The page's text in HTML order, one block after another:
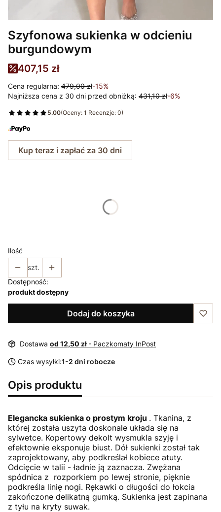
Szyfonowa sukienka w odcieniu
burgundowym
407,15 zł
Cena regularna: 479,00 zł-15%
Najniższa cena z 30 dni przed obniżką: 431,10 zł-6%
5.00(Oceny: 1 Recenzje: 0)
Kup teraz i zapłać za 30 dni
Ilość
szt.
Dostępność:
produkt dostępny
Dodaj do koszyka
Dostawa od 12,50 zł - Paczkomaty InPost
Czas wysyłki:1-2 dni robocze
Opis produktu
Elegancka sukienka o prostym kroju . Tkanina, z
której została uszyta doskonale układa się na
sylwetce. Kopertowy dekolt wysmukla szyję i
efektownie eksponuje biust. Dół sukienki został tak
zaprojektowany, aby podkreślał kobiece atuty.
Odcięcie w talii - ładnie ją zaznacza. Zwężana
spódnica z rozporkiem po lewej stronie, pięknie
podkreśla linię nogi. Rękawki o długości do łokcia
zakończone delikatną gumką. Sukienka jest zapinana
z tyłu na kryty suwak.